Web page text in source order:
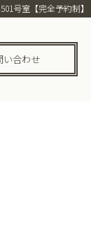
号室【完全予約制】
合わせ